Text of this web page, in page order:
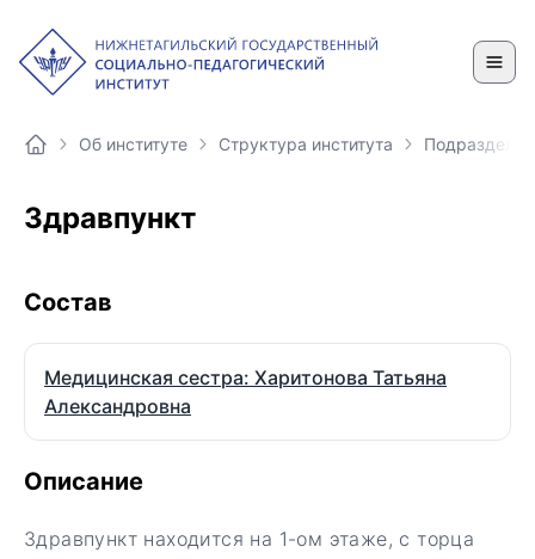
Об институте Структура института
Здравпункт
Состав
Медицинская сестра: Харитонова Татьяна
Александровна
Описание
Здравпункт находится на 1-ом этаже, с торца